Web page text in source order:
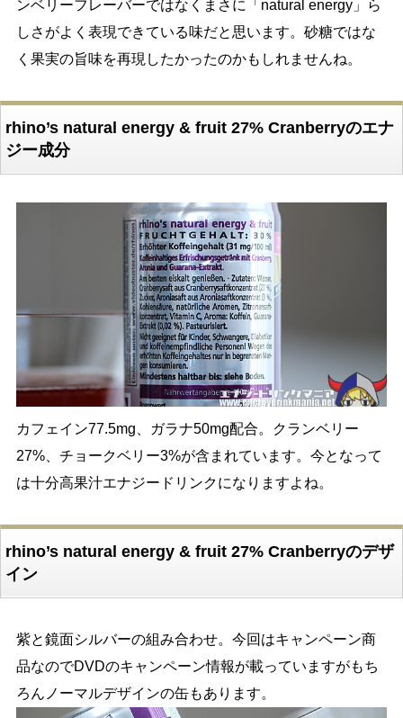
ンベリーフレーバーではなくまさに「natural energy」ら
しさがよく表現できている味だと思います。砂糖ではな
く果実の旨味を再現したかったのかもしれませんね。
rhino’s natural energy & fruit 27% Cranberryのエナ
ジー成分
カフェイン77.5mg、ガラナ50mg配合。クランベリー
27%、チョークベリー3%が含まれています。今となって
は十分高果汁エナジードリンクになりますよね。
rhino’s natural energy & fruit 27% Cranberryのデザ
イン
紫と鏡面シルバーの組み合わせ。今回はキャンペーン商
品なのでDVDのキャンペーン情報が載っていますがもち
ろんノーマルデザインの缶もあります。